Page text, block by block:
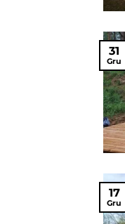
31
Gru
17
Gru